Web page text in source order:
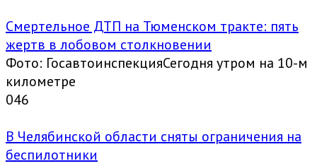
Смертельное ДТП на Тюменском тракте: пять
жертв в лобовом столкновении
Фото: ГосавтоинспекцияСегодня утром на 10-м
километре
046
В Челябинской области сняты ограничения на
беспилотники